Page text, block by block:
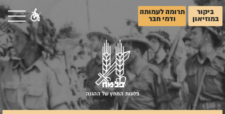
ביקור
במוזיאון
תרומה לעמותה
ודמי חבר
פלוגות המחץ של ההגנה